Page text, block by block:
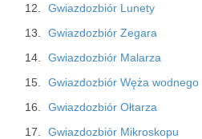
Gwiazdozbiór Lunety
Gwiazdozbiór Zegara
Gwiazdozbiór Malarza
Gwiazdozbiór Węża wodnego
Gwiazdozbiór Ołtarza
Gwiazdozbiór Mikroskopu